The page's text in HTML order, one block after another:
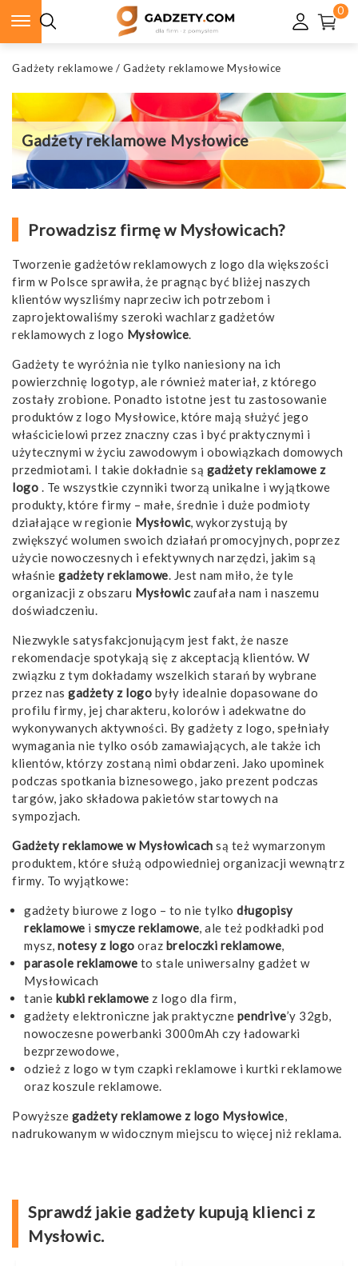
0
Gadżety reklamowe / Gadżety reklamowe Mysłowice
Gadżety reklamowe Mysłowice
Prowadzisz firmę w Mysłowicach?
Tworzenie gadżetów reklamowych z logo dla większości
firm w Polsce sprawiła, że pragnąc być bliżej naszych
klientów wyszliśmy naprzeciw ich potrzebom i
zaprojektowaliśmy szeroki wachlarz gadżetów
reklamowych z logo Mysłowice.
Gadżety te wyróżnia nie tylko naniesiony na ich
powierzchnię logotyp, ale również materiał, z którego
zostały zrobione. Ponadto istotne jest tu zastosowanie
produktów z logo Mysłowice, które mają służyć jego
właścicielowi przez znaczny czas i być praktycznymi i
użytecznymi w życiu zawodowym i obowiązkach domowych
przedmiotami. I takie dokładnie są gadżety reklamowe z
logo . Te wszystkie czynniki tworzą unikalne i wyjątkowe
produkty, które firmy – małe, średnie i duże podmioty
działające w regionie Mysłowic, wykorzystują by
zwiększyć wolumen swoich działań promocyjnych, poprzez
użycie nowoczesnych i efektywnych narzędzi, jakim są
właśnie gadżety reklamowe. Jest nam miło, że tyle
organizacji z obszaru Mysłowiczaufała nam i naszemu
doświadczeniu.
Niezwykle satysfakcjonującym jest fakt, że nasze
rekomendacje spotykają się z akceptacją klientów. W
związku z tym dokładamy wszelkich starań by wybrane
przez nas gadżety z logo były idealnie dopasowane do
profilu firmy, jej charakteru, kolorów i adekwatne do
wykonywanych aktywności. By gadżety z logo, spełniały
wymagania nie tylko osób zamawiających, ale także ich
klientów, którzy zostaną nimi obdarzeni. Jako upominek
podczas spotkania biznesowego, jako prezent podczas
targów, jako składowa pakietów startowych na
sympozjach.
Gadżety reklamowe w Mysłowicach są też wymarzonym
produktem, które służą odpowiedniej organizacji wewnątrz
firmy. To wyjątkowe:
gadżety biurowe z logo – to nie tylko długopisy
reklamowe i smycze reklamowe, ale też podkładki pod
mysz, notesy z logo oraz breloczki reklamowe,
parasole reklamowe to stale uniwersalny gadżet w
Mysłowicach
tanie kubki reklamowe z logo dla firm,
gadżety elektroniczne jak praktyczne pendrive’y 32gb,
nowoczesne powerbanki 3000mAh czy ładowarki
bezprzewodowe,
odzież z logo w tym czapki reklamowe i kurtki reklamowe
oraz koszule reklamowe.
Powyższe gadżety reklamowe z logo Mysłowice,
nadrukowanym w widocznym miejscu to więcej niż reklama.
Sprawdź jakie gadżety kupują klienci z
Mysłowic.